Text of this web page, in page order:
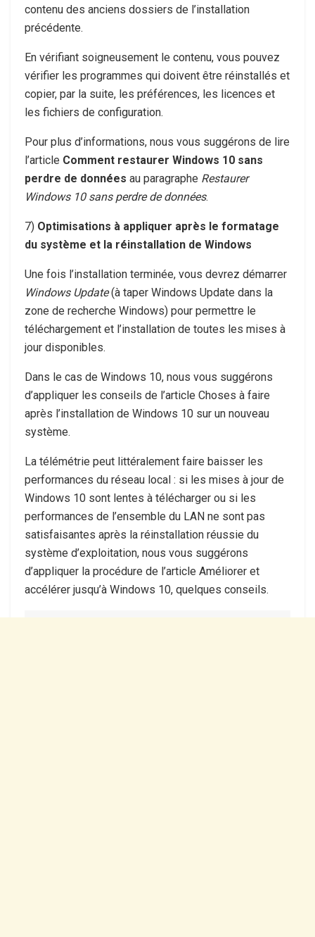
contenu des anciens dossiers de l’installation
précédente.
En vérifiant soigneusement le contenu, vous pouvez
vérifier les programmes qui doivent être réinstallés et
copier, par la suite, les préférences, les licences et
les fichiers de configuration.
Pour plus d’informations, nous vous suggérons de lire
l’article Comment restaurer Windows 10 sans
perdre de données au paragraphe Restaurer
Windows 10 sans perdre de données.
7) Optimisations à appliquer après le formatage
du système et la réinstallation de Windows
Une fois l’installation terminée, vous devrez démarrer
Windows Update(à taper Windows Update dans la
zone de recherche Windows) pour permettre le
téléchargement et l’installation de toutes les mises à
jour disponibles.
Dans le cas de Windows 10, nous vous suggérons
d’appliquer les conseils de l’article Choses à faire
après l’installation de Windows 10 sur un nouveau
système.
La télémétrie peut littéralement faire baisser les
performances du réseau local : si les mises à jour de
Windows 10 sont lentes à télécharger ou si les
performances de l’ensemble du LAN ne sont pas
satisfaisantes après la réinstallation réussie du
système d’exploitation, nous vous suggérons
d’appliquer la procédure de l’article Améliorer et
accélérer jusqu’à Windows 10, quelques conseils.